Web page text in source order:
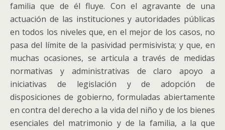
familia que de él fluye. Con el agravante de una
actuación de las instituciones y autoridades públicas
en todos los niveles que, en el mejor de los casos, no
pasa del límite de la pasividad permisivista; y que, en
muchas ocasiones, se articula a través de medidas
normativas y administrativas de claro apoyo a
iniciativas de legislación y de adopción de
disposiciones de gobierno, formuladas abiertamente
en contra del derecho a la vida del niño y de los bienes
esenciales del matrimonio y de la familia, a la que